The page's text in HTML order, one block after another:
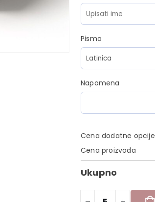
Pismo
Napomena
Cena dodatne opcije
Cena proizvoda
Ukupno